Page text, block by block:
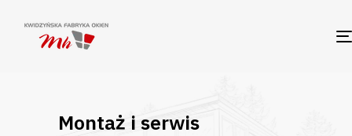
Montaż i serwis